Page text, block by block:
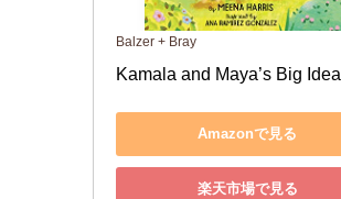
Balzer + Bray
Kamala and Maya’s Big Idea
Amazonで見る
楽天市場で見る